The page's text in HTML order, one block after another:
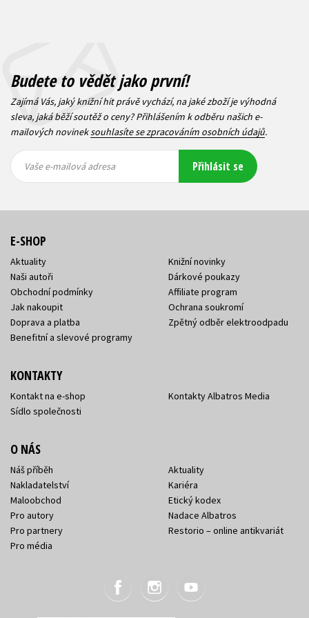
Budete to vědět jako první!
Zajímá Vás, jaký knižní hit právě vychází, na jaké zboží je výhodná
sleva, jaká běží soutěž o ceny? Přihlášením k odběru našich e-
mailových novineksouhlasíte se zpracováním osobních údajů.
mailová
mailová
Vaše e-mailová adresa Přihlásit se
E-SHOP
Aktuality
Naši autoři
Obchodní podmínky
Jak nakoupit
Doprava a platba
Benefitní a slevové programy
Knižní novinky
Dárkové poukazy
Affiliate program
Ochrana soukromí
Zpětný odběr elektroodpadu
KONTAKTY
Kontakt na e-shop
Sídlo společnosti
Kontakty Albatros Media
O NÁS
Náš příběh
Nakladatelství
Maloobchod
Pro autory
Pro partnery
Pro média
Aktuality
Kariéra
Etický kodex
Nadace Albatros
Restorio – online antikvariát